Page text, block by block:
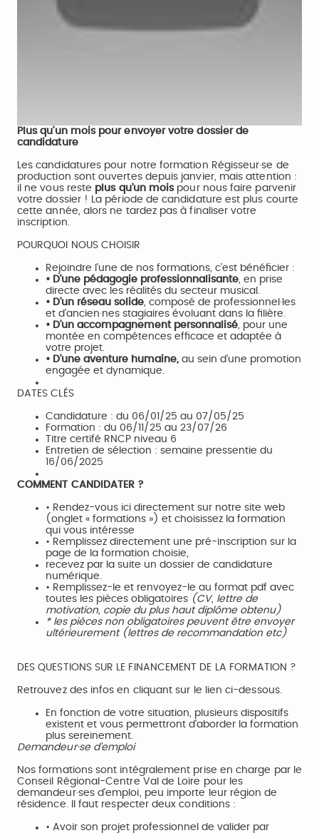
Plus qu’un mois pour envoyer votre dossier de
candidature
Les candidatures pour notre formation Régisseur·se de
production sont ouvertes depuis janvier, mais attention :
il ne vous reste plus qu’un moispour nous faire parvenir
votre dossier ! La période de candidature est plus courte
cette année, alors ne tardez pas à finaliser votre
inscription.
POURQUOI NOUS CHOISIR
Rejoindre l’une de nos formations, c’est bénéficier :
• D’une pédagogie professionnalisante, en prise
directe avec les réalités du secteur musical.
• D’un réseau solide, composé de professionnel·les
et d’ancien·nes stagiaires évoluant dans la filière.
• D’un accompagnement personnalisé, pour une
montée en compétences efficace et adaptée à
votre projet.
• D’une aventure humaine, au sein d’une promotion
engagée et dynamique.
DATES CLÉS
Candidature : du 06/01/25 au 07/05/25
Formation : du 06/11/25 au 23/07/26
Titre certifé RNCP niveau 6
Entretien de sélection : semaine pressentie du
16/06/2025
COMMENT CANDIDATER ?
• Rendez-vous ici directement sur notre site web
(onglet « formations ») et choisissez la formation
qui vous intéresse
• Remplissez directement une pré-inscription sur la
page de la formation choisie,
recevez par la suite un dossier de candidature
numérique.
• Remplissez-le et renvoyez-le au format pdf avec
toutes les pièces obligatoires (CV, lettre de
motivation, copie du plus haut diplôme obtenu)
* les pièces non obligatoires peuvent être envoyer
ultérieurement (lettres de recommandation etc)
DES QUESTIONS SUR LE FINANCEMENT DE LA FORMATION ?
Retrouvez des infos en cliquant sur le lien ci-dessous.
En fonction de votre situation, plusieurs dispositifs
existent et vous permettront d'aborder la formation
plus sereinement.
Demandeur·se d'emploi
Nos formations sont intégralement prise en charge par le
Conseil Régional-Centre Val de Loire pour les
demandeur·ses d'emploi, peu importe leur région de
résidence. Il faut respecter deux conditions :
• Avoir son projet professionnel de valider par